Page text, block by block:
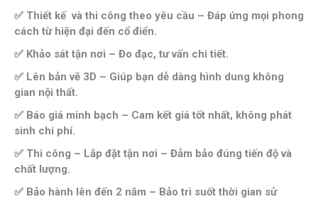
✅ Thiết kế và thi công theo yêu cầu – Đáp ứng mọi phong
cách từ hiện đại đến cổ điển.
✅ Khảo sát tận nơi – Đo đạc, tư vấn chi tiết.
✅ Lên bản vẽ 3D – Giúp bạn dễ dàng hình dung không
gian nội thất.
✅ Báo giá minh bạch – Cam kết giá tốt nhất, không phát
sinh chi phí.
✅ Thi công – Lắp đặt tận nơi – Đảm bảo đúng tiến độ và
chất lượng.
✅ Bảo hành lên đến 2 năm – Bảo trì suốt thời gian sử